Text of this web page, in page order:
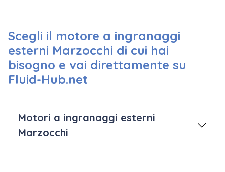
Scegli il motore a ingranaggi
esterni Marzocchi di cui hai
bisogno e vai direttamente su
Fluid-Hub.net
Motori a ingranaggi esterni
Marzocchi